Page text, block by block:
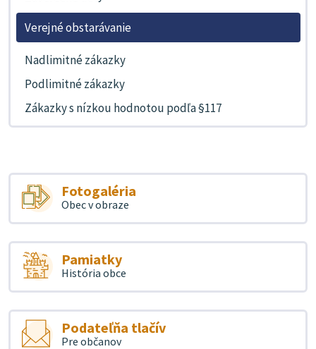
Verejné obstarávanie
Nadlimitné zákazky
Podlimitné zákazky
Zákazky s nízkou hodnotou podľa §117
Fotogaléria
Obec v obraze
Pamiatky
História obce
Podateľňa tlačív
Pre občanov